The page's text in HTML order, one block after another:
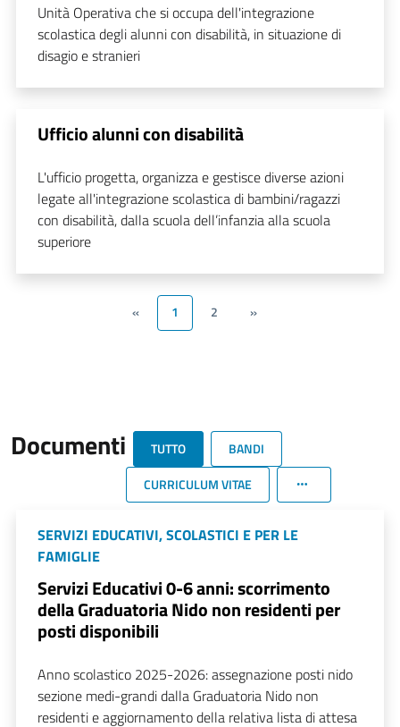
Unità Operativa che si occupa dell'integrazione
scolastica degli alunni con disabilità, in situazione di
disagio e stranieri
Ufficio alunni con disabilità
L'ufficio progetta, organizza e gestisce diverse azioni
legate all'integrazione scolastica di bambini/ragazzi
con disabilità, dalla scuola dell’infanzia alla scuola
superiore
« 1 2 »
Documenti TUTTO
BANDI
CURRICULUM VITAE
SERVIZI EDUCATIVI, SCOLASTICI E PER LE
FAMIGLIE
Servizi Educativi 0-6 anni: scorrimento
della Graduatoria Nido non residenti per
posti disponibili
Anno scolastico 2025-2026: assegnazione posti nido
sezione medi-grandi dalla Graduatoria Nido non
residenti e aggiornamento della relativa lista di attesa